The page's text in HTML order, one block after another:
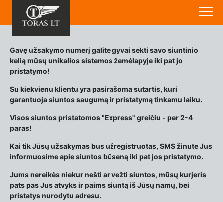
Gavę užsakymo numerį galite gyvai sekti savo siuntinio
kelią mūsų unikalios sistemos žemėlapyje iki pat jo
pristatymo!
Su kiekvienu klientu yra pasirašoma sutartis, kuri
garantuoja siuntos saugumą ir pristatymą tinkamu laiku.
Visos siuntos pristatomos "Express" greičiu - per 2-4
paras!
Kai tik Jūsų užsakymas bus užregistruotas, SMS žinute Jus
informuosime apie siuntos būseną iki pat jos pristatymo.
Jums nereikės niekur nešti ar vežti siuntos, mūsų kurjeris
pats pas Jus atvyks ir paims siuntą iš Jūsų namų, bei
pristatys nurodytu adresu.